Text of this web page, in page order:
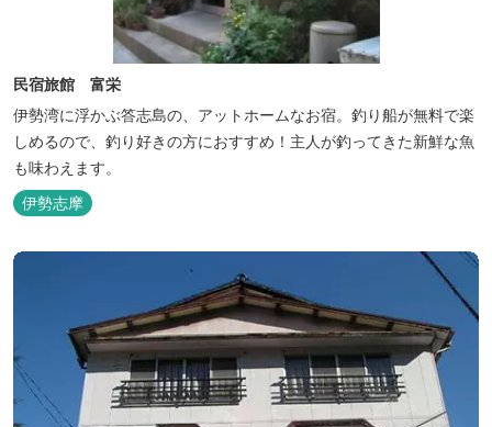
民宿旅館 富栄
伊勢湾に浮かぶ答志島の、アットホームなお宿。釣り船が無料で楽
しめるので、釣り好きの方におすすめ！主人が釣ってきた新鮮な魚
も味わえます。
伊勢志摩